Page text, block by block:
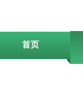
首页